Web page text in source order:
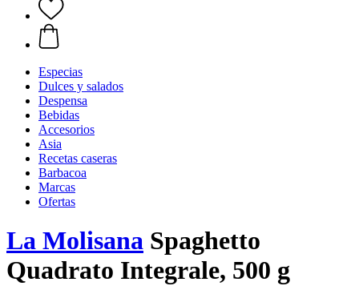
Especias
Dulces y salados
Despensa
Bebidas
Accesorios
Asia
Recetas caseras
Barbacoa
Marcas
Ofertas
La Molisana Spaghetto
Quadrato Integrale, 500 g